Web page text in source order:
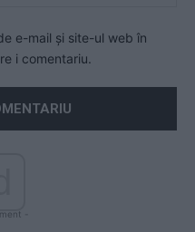
e-mail și site-ul web în
i comentariu.
-